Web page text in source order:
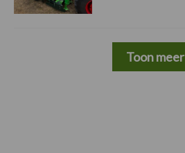
Toon meer